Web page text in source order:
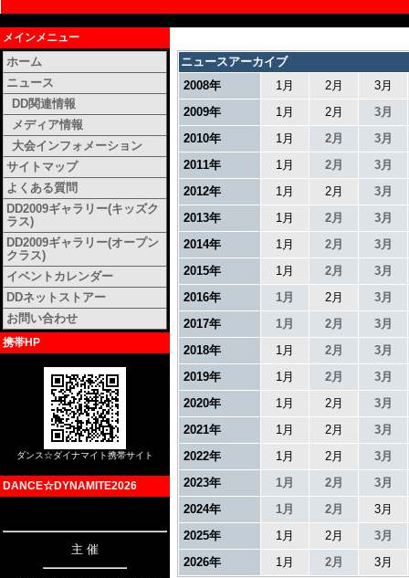
メインメニュー
ホーム
ニュース
DD関連情報
メディア情報
大会インフォメーション
サイトマップ
よくある質問
DD2009ギャラリー(キッズク
ラス)
DD2009ギャラリー(オープン
クラス)
イベントカレンダー
DDネットストアー
お問い合わせ
携帯HP
ダンス☆ダイナマイト携帯サイト
DANCE☆DYNAMITE2026
主 催
ニュースアーカイブ
2008年
1月 2月
3月
2009年
1月 2月
3月
2010年
1月 2月
3月
2011年
1月 2月
3月
2012年
1月 2月
3月
2013年
1月 2月
3月
2014年
1月 2月
3月
2015年
1月 2月
3月
2016年
1月 2月
3月
2017年
1月 2月
3月
2018年
1月 2月
3月
2019年
1月 2月
3月
2020年
1月 2月
3月
2021年
1月 2月
3月
2022年
1月 2月
3月
2023年
1月 2月
3月
2024年
1月 2月
3月
2025年
1月 2月
3月
2026年
1月 2月 3月